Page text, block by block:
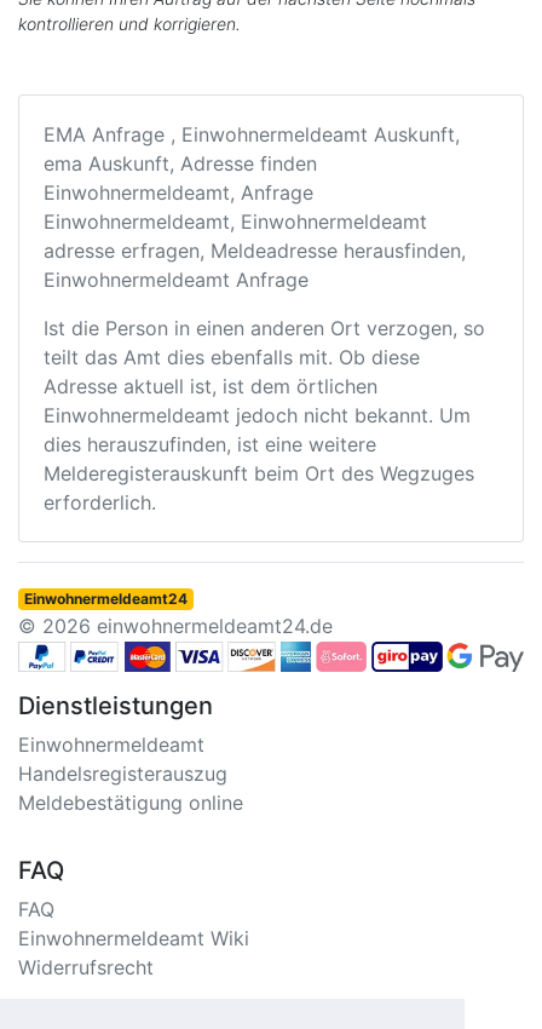
kontrollieren und korrigieren.
EMA Anfrage , Einwohnermeldeamt Auskunft,
ema Auskunft, Adresse finden
Einwohnermeldeamt, Anfrage
Einwohnermeldeamt, Einwohnermeldeamt
adresse erfragen, Meldeadresse herausfinden,
Einwohnermeldeamt Anfrage
Ist die Person in einen anderen Ort verzogen, so
teilt das Amt dies ebenfalls mit. Ob diese
Adresse aktuell ist, ist dem örtlichen
Einwohnermeldeamt jedoch nicht bekannt. Um
dies herauszufinden, ist eine weitere
Melderegisterauskunft beim Ort des Wegzuges
erforderlich.
Einwohnermeldeamt24
© 2026 einwohnermeldeamt24.de
Dienstleistungen
Einwohnermeldeamt
Handelsregisterauszug
Meldebestätigung online
FAQ
FAQ
Einwohnermeldeamt Wiki
Widerrufsrecht